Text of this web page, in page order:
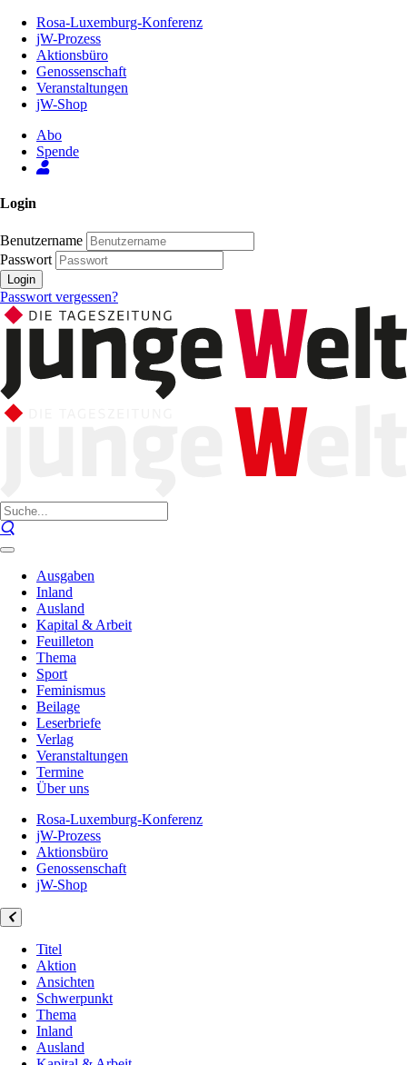
Inhalt
Seite
Rosa-Luxemburg-Konferenz
jW-Prozess
Aktionsbüro
Genossenschaft
Veranstaltungen
jW-Shop
Abo
Spende
Login
Benutzername
Passwort
Login
Passwort vergessen?
Ausgaben
Inland
Ausland
Kapital & Arbeit
Feuilleton
Thema
Sport
Feminismus
Beilage
Leserbriefe
Verlag
Veranstaltungen
Termine
Über uns
Rosa-Luxemburg-Konferenz
jW-Prozess
Aktionsbüro
Genossenschaft
jW-Shop
Titel
Aktion
Ansichten
Schwerpunkt
Thema
Inland
Ausland